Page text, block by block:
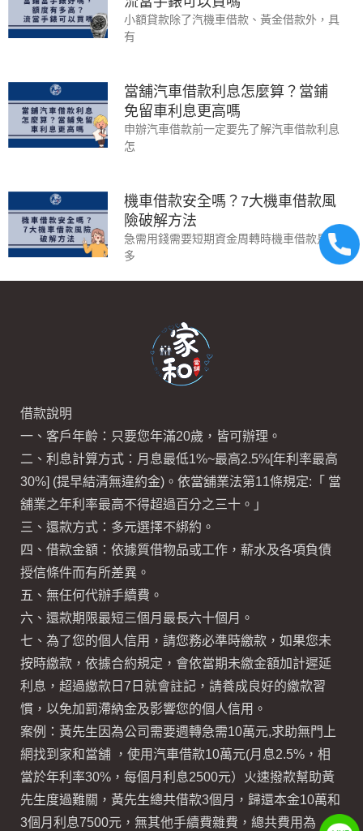
小額貸款除了汽機車借款、黃金借款外，具
有
當舖汽車借款利息怎麼算？當鋪
免留車利息更高嗎
申辦汽車借款前一定要先了解汽車借款利息
怎
機車借款安全嗎？7大機車借款風
險破解方法
急需用錢需要短期資金周轉時機車借款是很
多
借款說明
一、客戶年齡：只要您年滿20歲，皆可辦理。
二、利息計算方式：月息最低1%~最高2.5%[年利率最高
30%] (提早結清無違約金)。依當舖業法第11條規定:「 當
舖業之年利率最高不得超過百分之三十。」
三、還款方式：多元選擇不綁約。
四、借款金額：依據質借物品或工作，薪水及各項負債
授信條件而有所差異。
五、無任何代辦手續費。
六、還款期限最短三個月最長六十個月。
七、為了您的個人信用，請您務必準時繳款，如果您未
按時繳款，依據合約規定，會依當期未繳金額加計遲延
利息，超過繳款日7日就會註記，請養成良好的繳款習
慣，以免加罰滯納金及影響您的個人信用。
案例：黃先生因為公司需要週轉急需10萬元,求助無門上
網找到家和當舖 ，使用汽車借款10萬元(月息2.5%，相
當於年利率30%，每個月利息2500元）火速撥款幫助黃
先生度過難關，黃先生總共借款3個月，歸還本金10萬和
3個月利息7500元，無其他手續費雜費，總共費用為